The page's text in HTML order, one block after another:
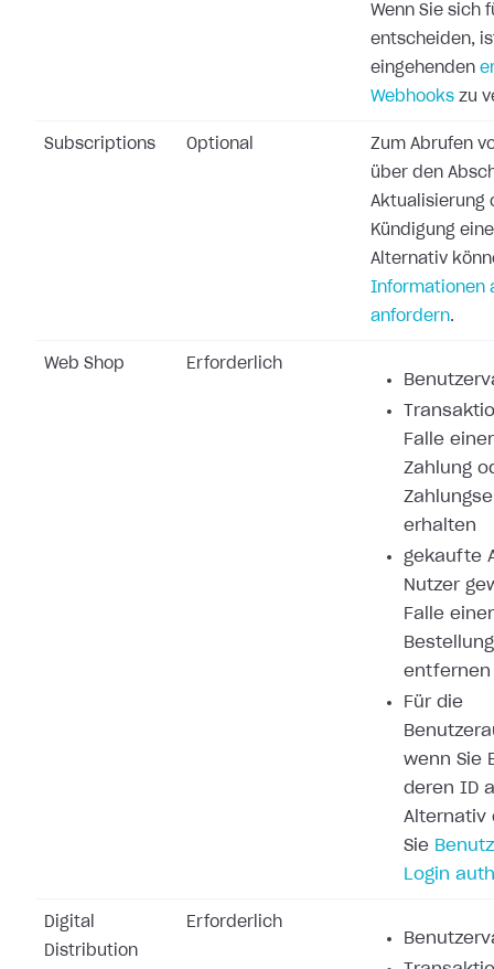
Wenn Sie sich
entscheiden,
eingehenden
Webhooks zu
Subscriptions Optional
Zum Abrufen
über den
Aktualisierung
Kündigung
Alternativ
Informationen
anfordern.
Web Shop Erforderlich
Falle
Zahlung
erhalten
gekaufte
Nutzer
Falle
entfernen
Für die
wenn Sie
deren ID
Alternativ
Sie
Login
Digital
Distribution
Erforderlich